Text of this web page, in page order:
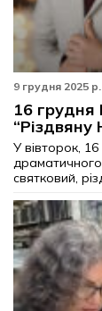
9 грудня 2025 р.
16
“Різдвяну
У вівторок,
драматичного
святковий,